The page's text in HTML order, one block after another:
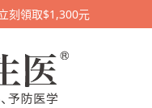
刻領取$1,300元